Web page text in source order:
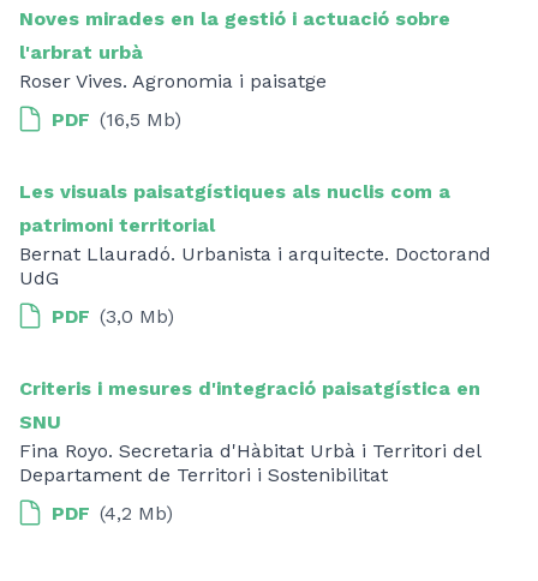
Noves mirades en la gestió i actuació sobre
l'arbrat urbà
Roser Vives. Agronomia i paisatge
PDF (16,5 Mb)
Les visuals paisatgístiques als nuclis com a
patrimoni territorial
Bernat Llauradó. Urbanista i arquitecte. Doctorand
UdG
PDF (3,0 Mb)
Criteris i mesures d'integració paisatgística en
SNU
Fina Royo. Secretaria d'Hàbitat Urbà i Territori del
Departament de Territori i Sostenibilitat
PDF (4,2 Mb)